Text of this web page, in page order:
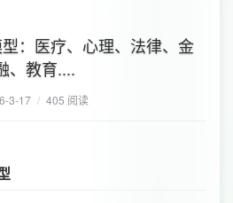
：医疗、心理、法律、金
、教育....
3-17 / 405 阅读